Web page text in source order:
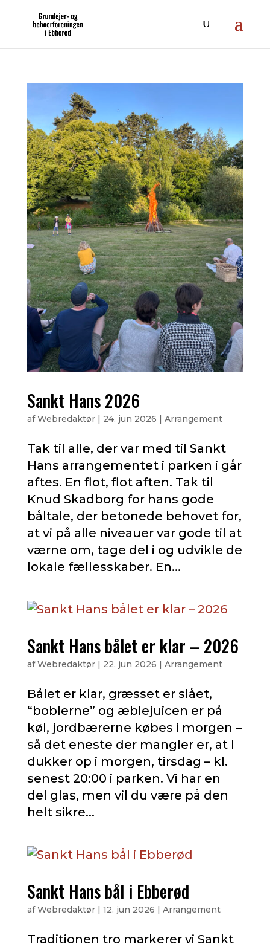
Sankt Hans 2026
afWebredaktør| 24. jun 2026 | Arrangement
Tak til alle, der var med til Sankt
Hans arrangementet i parken i går
aftes. En flot, flot aften. Tak til
Knud Skadborg for hans gode
båltale, der betonede behovet for,
at vi på alle niveauer var gode til at
værne om, tage del i og udvikle de
lokale fællesskaber. En...
Sankt Hans bålet er klar – 2026
afWebredaktør| 22. jun 2026 | Arrangement
Bålet er klar, græsset er slået,
“boblerne” og æblejuicen er på
køl, jordbærerne købes i morgen –
så det eneste der mangler er, at I
dukker op i morgen, tirsdag – kl.
senest 20:00 i parken. Vi har en
del glas, men vil du være på den
helt sikre...
Sankt Hans bål i Ebberød
afWebredaktør| 12. jun 2026 | Arrangement
Traditionen tro markerer vi Sankt